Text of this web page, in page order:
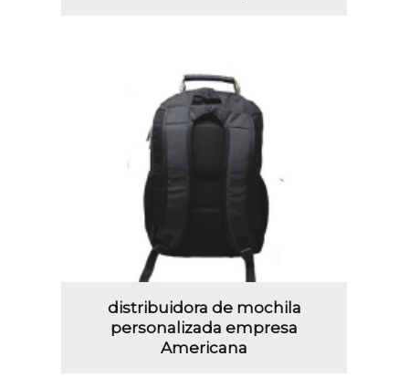
distribuidora de mochila
personalizada empresa
Americana